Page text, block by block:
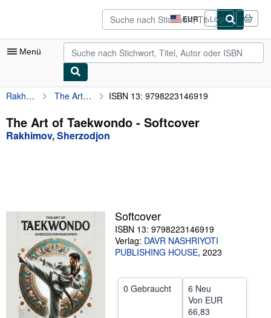
EUR
Seite
der
Einkaufseinstellungen.
Login
Menü
Nutzerkonto
Meine Bestellungen
Detailsuche
Verkäufer
Verkäufer werden
Hilfe
SCHLIESSEN
Rakhimov, Sherzodjon The Art of Taekwondo ISBN 13: 9798223146919
The Art of Taekwondo - Softcover
Rakhimov, Sherzodjon
Softcover
ISBN 13: 9798223146919
Verlag: DAVR NASHRIYOTI
PUBLISHING HOUSE, 2023
0 Gebraucht
6 Neu
Von EUR
66,83